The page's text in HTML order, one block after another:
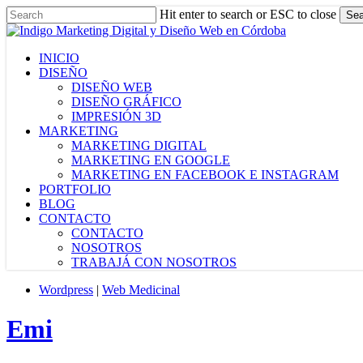
Skip
to
content
Hit enter to search or ESC to close
Close
Menu
INICIO
DISEÑO
DISEÑO WEB
DISEÑO GRÁFICO
IMPRESIÓN 3D
MARKETING
MARKETING DIGITAL
MARKETING EN GOOGLE
MARKETING EN FACEBOOK E INSTAGRAM
PORTFOLIO
BLOG
CONTACTO
CONTACTO
NOSOTROS
TRABAJÁ CON NOSOTROS
Wordpress | Web Medicinal
Emi